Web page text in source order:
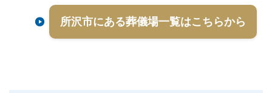
所沢市にある葬儀場一覧はこちらから